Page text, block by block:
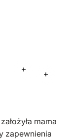
Więcej
mama
zapewnienia